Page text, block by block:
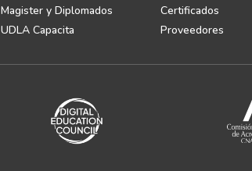
Magister y Diplomados
UDLA Capacita
Certificados
Proveedores